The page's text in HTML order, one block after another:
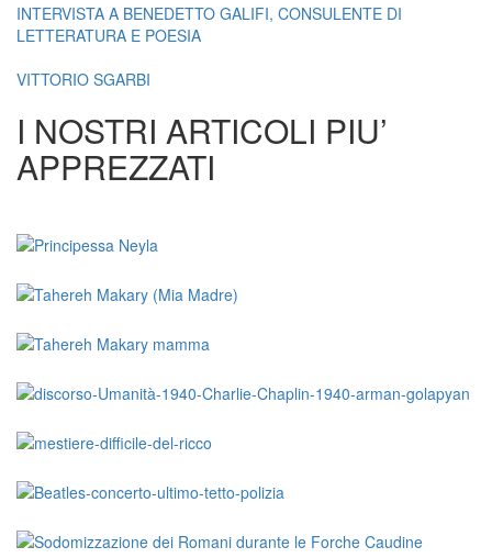
INTERVISTA A BENEDETTO GALIFI, CONSULENTE DI
LETTERATURA E POESIA
VITTORIO SGARBI
I NOSTRI ARTICOLI PIU’
APPREZZATI